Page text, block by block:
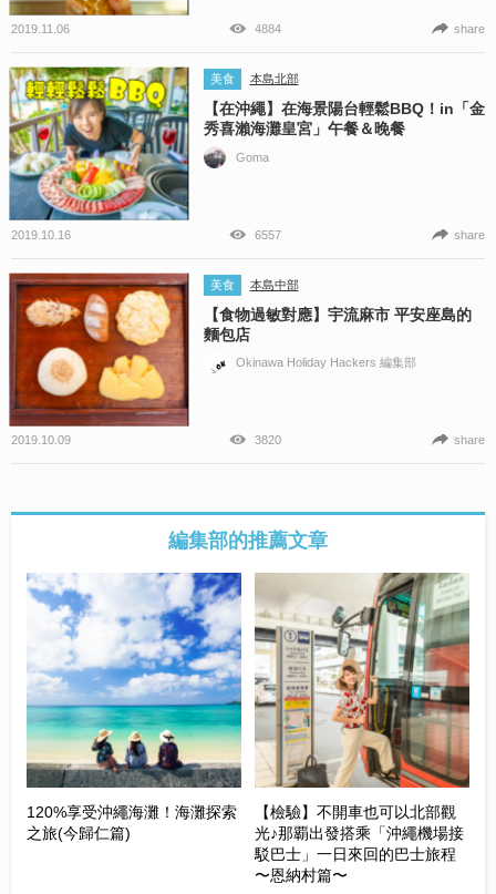
2019.11.06 4884 share
美食 本島北部
【在沖繩】在海景陽台輕鬆BBQ！in「金
秀喜瀨海灘皇宮」午餐＆晚餐
Goma
2019.10.16 6557 share
美食 本島中部
【食物過敏對應】宇流麻市 平安座島的
麵包店
Okinawa Holiday Hackers 編集部
2019.10.09 3820 share
編集部的推薦文章
120%享受沖繩海灘！海灘探索
之旅(今歸仁篇)
【檢驗】不開車也可以北部觀
光♪那覇出發搭乘「沖繩機場接
駁巴士」一日來回的巴士旅程
〜恩納村篇〜